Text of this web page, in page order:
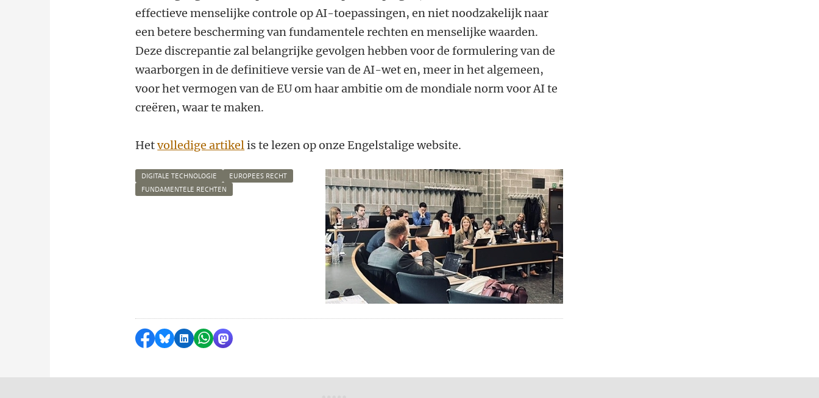
effectieve menselijke controle op AI-toepassingen, en niet noodzakelijk naar
een betere bescherming van fundamentele rechten en menselijke waarden.
Deze discrepantie zal belangrijke gevolgen hebben voor de formulering van de
waarborgen in de definitieve versie van de AI-wet en, meer in het algemeen,
voor het vermogen van de EU om haar ambitie om de mondiale norm voor AI te
creëren, waar te maken.
Hetvolledige artikelis te lezen op onze Engelstalige website.
DIGITALE TECHNOLOGIE
EUROPEES RECHT
FUNDAMENTELE RECHTEN
Delen op Facebook
Delen via Bluesky
Delen op LinkedIn
Delen via WhatsApp
Delen via Mastodon